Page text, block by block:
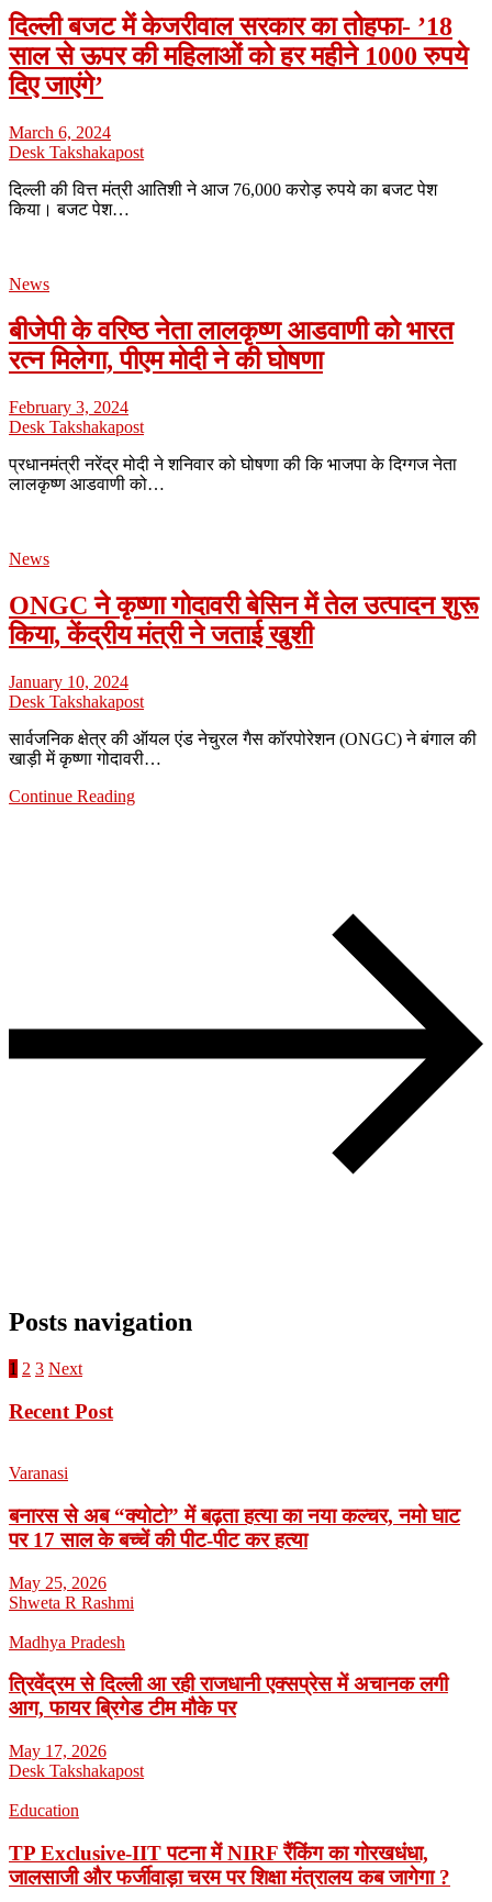
दिल्ली बजट में केजरीवाल सरकार का तोहफा- ’18
साल से ऊपर की महिलाओं को हर महीने 1000 रुपये
दिए जाएंगे’
March 6, 2024
Desk Takshakapost
दिल्ली की वित्त मंत्री आतिशी ने आज 76,000 करोड़ रुपये का बजट पेश
किया। बजट पेश…
News
बीजेपी के वरिष्ठ नेता लालकृष्ण आडवाणी को भारत
रत्न मिलेगा, पीएम मोदी ने की घोषणा
February 3, 2024
Desk Takshakapost
प्रधानमंत्री नरेंद्र मोदी ने शनिवार को घोषणा की कि भाजपा के दिग्गज नेता
लालकृष्ण आडवाणी को…
News
ONGC ने कृष्णा गोदावरी बेसिन में तेल उत्पादन शुरू
किया, केंद्रीय मंत्री ने जताई खुशी
January 10, 2024
Desk Takshakapost
सार्वजनिक क्षेत्र की ऑयल एंड नेचुरल गैस कॉरपोरेशन (ONGC) ने बंगाल की
खाड़ी में कृष्णा गोदावरी…
Continue Reading
Posts navigation
1 2 3 Next
Recent Post
Varanasi
बनारस से अब “क्योटो” में बढ़ता हत्या का नया कल्चर, नमो घाट
पर 17 साल के बच्चें की पीट-पीट कर हत्या
May 25, 2026
Shweta R Rashmi
Madhya Pradesh
त्रिवेंद्रम से दिल्ली आ रही राजधानी एक्सप्रेस में अचानक लगी
आग, फायर ब्रिगेड टीम मौके पर
May 17, 2026
Desk Takshakapost
Education
TP Exclusive-IIT पटना में NIRF रैंकिंग का गोरखधंधा,
जालसाजी और फर्जीवाड़ा चरम पर शिक्षा मंत्रालय कब जागेगा ?